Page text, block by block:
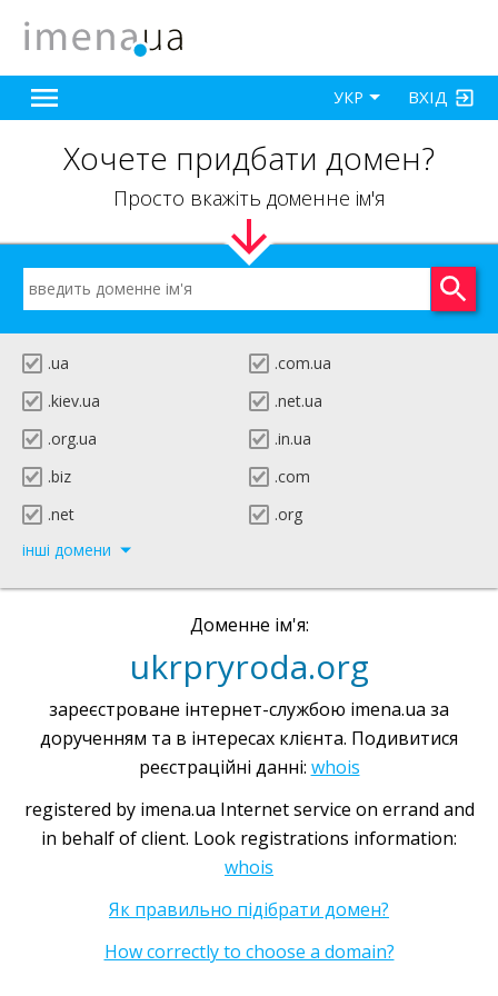
ВХІД
УКР
Хочете придбати домен?
Просто вкажіть доменне ім'я
.ua
.com.ua
.kiev.ua
.net.ua
.org.ua
.in.ua
.biz
.com
.net
.org
інші домени
Доменне ім'я:
ukrpryroda.org
зареєстроване інтернет-службою imena.ua за
дорученням та в інтересах клієнта. Подивитися
реєстраційні данні: whois
registered by imena.ua Internet service on errand and
in behalf of client. Look registrations information:
whois
Як правильно підібрати домен?
How correctly to choose a domain?